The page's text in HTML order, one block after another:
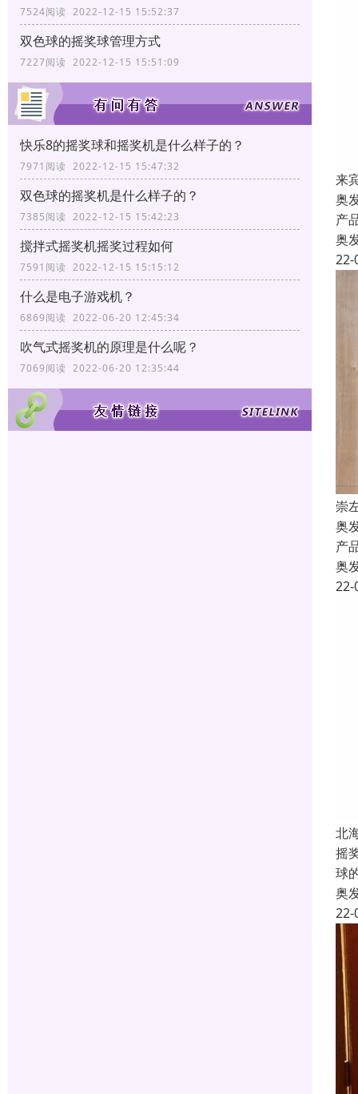
7524阅读 2022-12-15 15:52:37
双色球的摇奖球管理方式
7227阅读 2022-12-15 15:51:09
快乐8的摇奖球和摇奖机是什么样子的？
7971阅读 2022-12-15 15:47:32
双色球的摇奖机是什么样子的？
7385阅读 2022-12-15 15:42:23
搅拌式摇奖机摇奖过程如何
7591阅读 2022-12-15 15:15:12
什么是电子游戏机？
6869阅读 2022-06-20 12:45:34
吹气式摇奖机的原理是什么呢？
7069阅读 2022-06-20 12:35:44
来
奥
产
奥
22-
崇
奥
产
奥
22-
北
摇
球
奥
22-